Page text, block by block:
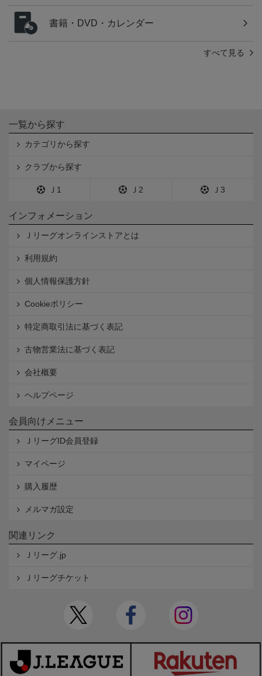
書籍・DVD・カレンダー
すべて見る
一覧から探す
カテゴリから探す
クラブから探す
Ｊ1 Ｊ2 Ｊ3
インフォメーション
Ｊリーグオンラインストアとは
利用規約
個人情報保護方針
Cookieポリシー
特定商取引法に基づく表記
古物営業法に基づく表記
会社概要
ヘルプページ
会員向けメニュー
ＪリーグID会員登録
マイページ
購入履歴
メルマガ設定
関連リンク
Ｊリーグ.jp
Ｊリーグチケット